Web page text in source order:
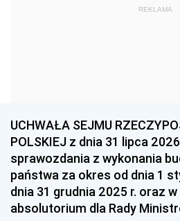
1959
1939 1938
1936 1930
REKLAMA
UCHWAŁA SEJMU
POLSKIEJ z dnia 31 lipca
sprawozdania z wykonania
państwa za okres od dnia 1
dnia 31 grudnia 2025 r. oraz
absolutorium dla Rady